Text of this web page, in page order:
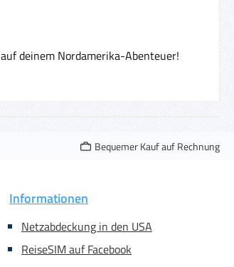
deinem Nordamerika-Abenteuer!
Bequemer Kauf auf Rechnung
Informationen
Netzabdeckung in den USA
ReiseSIM auf Facebook